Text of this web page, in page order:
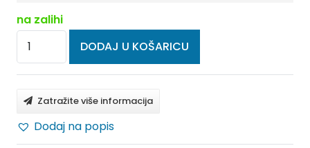
na zalihi
FUJITSU
KLIMA
UREĐAJ
MULTI
VANJSKA
DODAJ U KOŠARICU
Zatražite više informacija
Dodaj na popis